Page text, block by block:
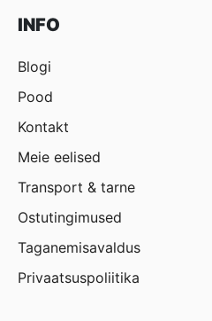
INFO
Blogi
Pood
Kontakt
Meie eelised
Transport & tarne
Ostutingimused
Taganemisavaldus
Privaatsuspoliitika